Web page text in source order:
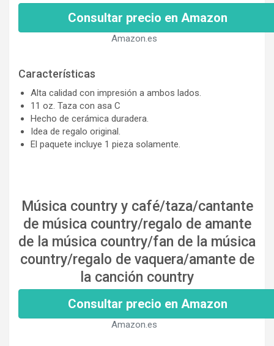
Consultar precio en Amazon
Amazon.es
Características
Alta calidad con impresión a ambos lados.
11 oz. Taza con asa C
Hecho de cerámica duradera.
Idea de regalo original.
El paquete incluye 1 pieza solamente.
Música country y café/taza/cantante
de música country/regalo de amante
de la música country/fan de la música
country/regalo de vaquera/amante de
la canción country
Consultar precio en Amazon
Amazon.es